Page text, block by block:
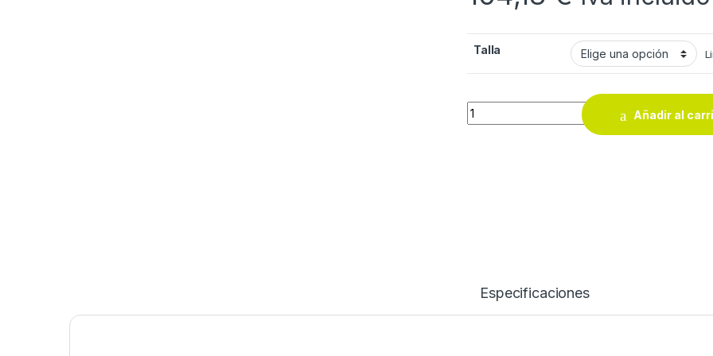
Talla
ZAPATILLA SEG.REEBOK S1 ADVENTURE
Añadir al
Especificaciones